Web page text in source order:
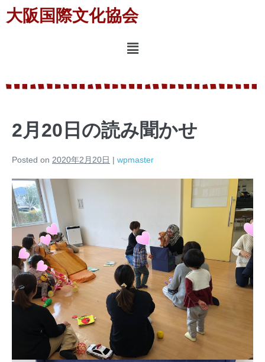
大阪国際文化協会
2月20日の読み聞かせ
Posted on 2020年2月20日 | wpmaster